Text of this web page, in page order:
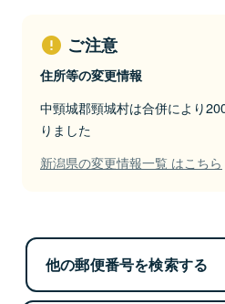
ご注意
住所等の変更情報
中頸城郡頸城村は合併により
りました
新潟県の変更情報一覧 はこちら
他の郵便番号を検索する